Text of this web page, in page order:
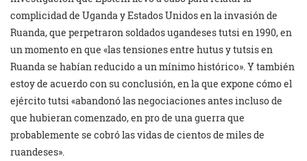
complicidad de Uganda y Estados Unidos en la invasión de
Ruanda, que perpetraron soldados ugandeses tutsi en 1990, en
un momento en que «las tensiones entre hutus y tutsis en
Ruanda se habían reducido a un mínimo histórico». Y también
estoy de acuerdo con su conclusión, en la que expone cómo el
ejército tutsi «abandonó las negociaciones antes incluso de
que hubieran comenzado, en pro de una guerra que
probablemente se cobró las vidas de cientos de miles de
ruandeses».